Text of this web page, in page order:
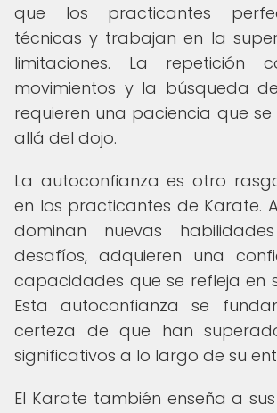
que los practicantes
técnicas y trabajan en la
limitaciones. La repetición
movimientos y la búsqueda
requieren una paciencia que se
allá del dojo.
La autoconfianza es otro
en los practicantes de Karate.
dominan nuevas
desafíos, adquieren una
capacidades que se refleja en
Esta autoconfianza se
certeza de que han
significativos a lo largo de su
El Karate también enseña a